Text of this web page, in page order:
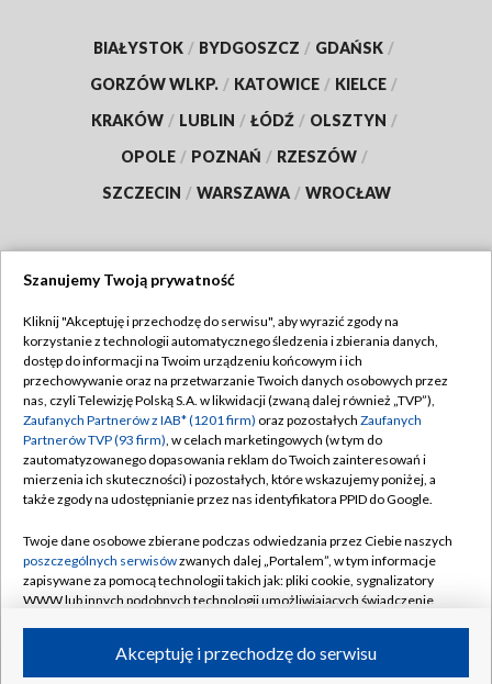
BIAŁYSTOK / BYDGOSZCZ / GDAŃSK /
GORZÓW WLKP. / KATOWICE / KIELCE /
KRAKÓW / LUBLIN / ŁÓDŹ / OLSZTYN /
OPOLE / POZNAŃ / RZESZÓW /
SZCZECIN / WARSZAWA / WROCŁAW
TVP
Abonament TVP
Emisja w TVP
Centrum informacji TVP
Naziemna Telewizja Cyfrowa
Rada Programowa
System NOS
Informacje o nadawcy
Program dla prasy
Regulamin TVP
Polityka prywatności
Moje zgody
Pomoc
Kontakt
Kanały
Szanujemy Twoją prywatność
Kliknij "Akceptuję i przechodzę do serwisu", aby wyrazić zgody na
korzystanie z technologii automatycznego śledzenia i zbierania danych,
dostęp do informacji na Twoim urządzeniu końcowym i ich
przechowywanie oraz na przetwarzanie Twoich danych osobowych przez
nas, czyli Telewizję Polską S.A. w likwidacji (zwaną dalej również „TVP”),
Zaufanych Partnerów z IAB* (1201 firm) oraz pozostałych Zaufanych
Partnerów TVP (93 firm), w celach marketingowych (w tym do
zautomatyzowanego dopasowania reklam do Twoich zainteresowań i
mierzenia ich skuteczności) i pozostałych, które wskazujemy poniżej, a
także zgody na udostępnianie przez nas identyfikatora PPID do Google.
Twoje dane osobowe zbierane podczas odwiedzania przez Ciebie naszych
poszczególnych serwisówzwanych dalej „Portalem”, w tym informacje
zapisywane za pomocą technologii takich jak: pliki cookie, sygnalizatory
WWW lub innych podobnych technologii umożliwiających świadczenie
ruchu w Internecie.Akceptuję i przechodzę do serwisu